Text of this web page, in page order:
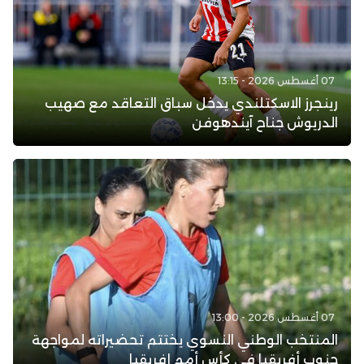
07 أغسطس 2026 - 13:15
رينجرز الاسكتلندي يدخل سباق التعاقد مع صهيب
الدريوش جناح آيندهوفن
07 أغسطس 2026 - 13:00
المنتخب الوطني النسوي يختتم تحضيراته لمواجهة
جنوب أفريقيا في كأس أمم إفريقيا